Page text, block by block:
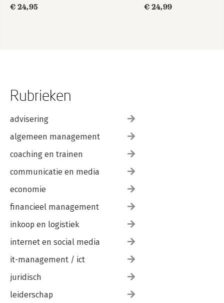
€ 24,95
€ 24,99
Rubrieken
advisering
algemeen management
coaching en trainen
communicatie en media
economie
financieel management
inkoop en logistiek
internet en social media
it-management / ict
juridisch
leiderschap